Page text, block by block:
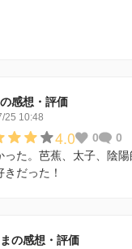
感想・評価
25 10:48
4.0 0
0
った。芭蕉、太子、陰
だった！
の感想・評価